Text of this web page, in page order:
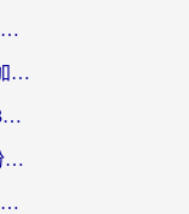
海外党必看：快帆TV版VPN好用吗？和Easyback VPN对比哪个回国效果更好？附2026真实测评
人在海外，到底有什么免费的加速器能让我安心追剧打游戏？
从美国用什么VPN访问国内？3年海外党亲测：选对工具才能无缝刷B站、看腾讯视频
在比利时深夜刷不到B站？这份回国加速器避坑指南请收好
Malus和柠檬鲸好用吗？海外华人亲测：回国加速器怎么选才不踩坑？